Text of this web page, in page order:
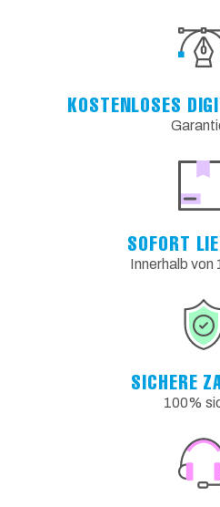
KOSTENLOSES
SOFORT
Innerhalb von
SICHERE
100%